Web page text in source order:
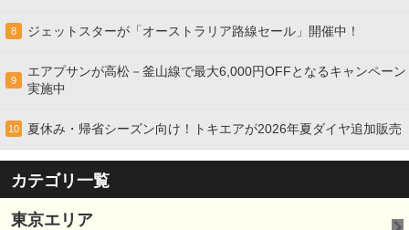
8 ジェットスターが「オーストラリア路線セール」開催中！
9
エアプサンが高松－釜山線で最大6,000円OFFとなるキャンペーン
実施中
10 夏休み・帰省シーズン向け！トキエアが2026年夏ダイヤ追加販売
カテゴリ一覧
東京エリア